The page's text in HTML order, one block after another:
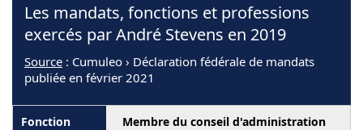
Les mandats, fonctions et professions
exercés par André Stevens en 2019
Source : Cumuleo › Déclaration fédérale de mandats
publiée en février 2021
Membre du conseil d'administration